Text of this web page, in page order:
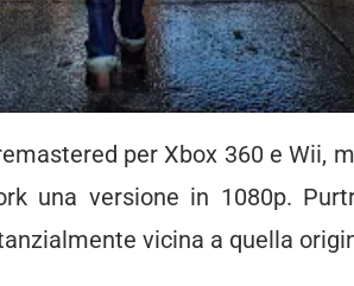
per Xbox 360 e Wii,
una versione in 1080p.
vicina a quella